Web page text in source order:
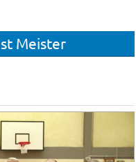
Meister